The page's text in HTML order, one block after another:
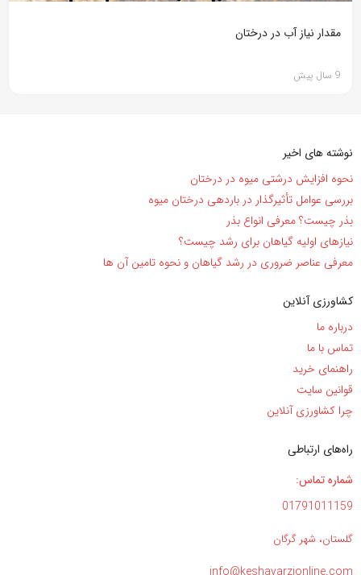
مقدار نیاز آب در درختان
9 سال پیش
نوشته های اخیر
نحوه افزایش درشتی میوه در درختان
بررسی عوامل تأثیرگذار در باردهی درختان میوه
بذر چیست؟ معرفی انواع بذر
نیاز‌های اولیه گیاهان برای رشد چیست؟
معرفی عناصر ضروری در رشد گیاهان و نحوه تامین آن ها
کشاورزی آنلاین
درباره ما
تماس با ما
راهنمای خرید
قوانین سایت
چرا کشاورزی آنلاین
راه‌های ارتباطی
شماره تماس:
01791011159
گلستان، شهر گرگان